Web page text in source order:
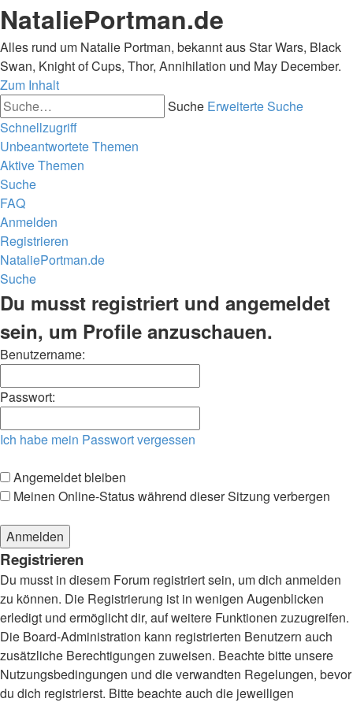
NataliePortman.de
Alles rund um Natalie Portman, bekannt aus Star Wars, Black
Swan, Knight of Cups, Thor, Annihilation und May December.
Zum Inhalt
Suche Erweiterte Suche
Schnellzugriff
Unbeantwortete Themen
Aktive Themen
Suche
FAQ
Anmelden
Registrieren
NataliePortman.de
Suche
Du musst registriert und angemeldet
sein, um Profile anzuschauen.
Benutzername:
Passwort:
Ich habe mein Passwort vergessen
Angemeldet bleiben
Meinen Online-Status während dieser Sitzung verbergen
Registrieren
Du musst in diesem Forum registriert sein, um dich anmelden
zu können. Die Registrierung ist in wenigen Augenblicken
erledigt und ermöglicht dir, auf weitere Funktionen zuzugreifen.
Die Board-Administration kann registrierten Benutzern auch
zusätzliche Berechtigungen zuweisen. Beachte bitte unsere
Nutzungsbedingungen und die verwandten Regelungen, bevor
du dich registrierst. Bitte beachte auch die jeweiligen